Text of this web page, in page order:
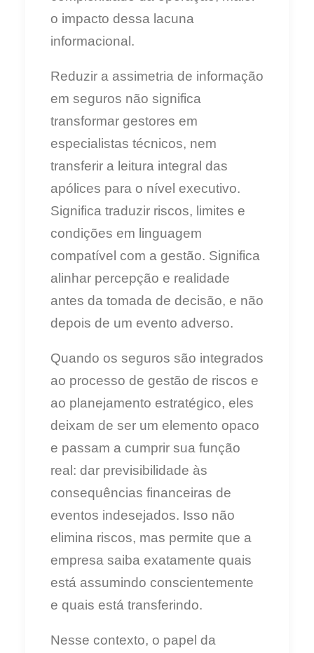
o impacto dessa lacuna
informacional.
Reduzir a assimetria de informação
em seguros não significa
transformar gestores em
especialistas técnicos, nem
transferir a leitura integral das
apólices para o nível executivo.
Significa traduzir riscos, limites e
condições em linguagem
compatível com a gestão. Significa
alinhar percepção e realidade
antes da tomada de decisão, e não
depois de um evento adverso.
Quando os seguros são integrados
ao processo de gestão de riscos e
ao planejamento estratégico, eles
deixam de ser um elemento opaco
e passam a cumprir sua função
real: dar previsibilidade às
consequências financeiras de
eventos indesejados. Isso não
elimina riscos, mas permite que a
empresa saiba exatamente quais
está assumindo conscientemente
e quais está transferindo.
Nesse contexto, o papel da